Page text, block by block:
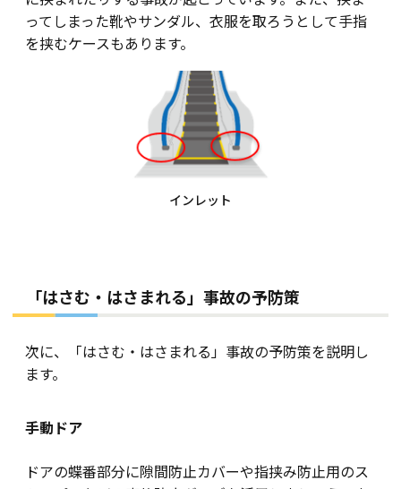
ってしまった靴やサンダル、衣服を取ろうとして手指
を挟むケースもあります。
インレット
「はさむ・はさまれる」事故の予防策
次に、「はさむ・はさまれる」事故の予防策を説明し
ます。
手動ドア
ドアの蝶番部分に隙間防止カバーや指挟み防止用のス